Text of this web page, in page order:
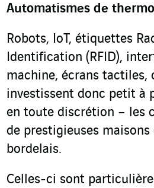
Automatismes de
Robots, IoT, étiquettes
Identification (RFID),
machine, écrans tactiles,
investissent donc petit à
en toute discrétion – les
de prestigieuses
bordelais.
Celles-ci sont